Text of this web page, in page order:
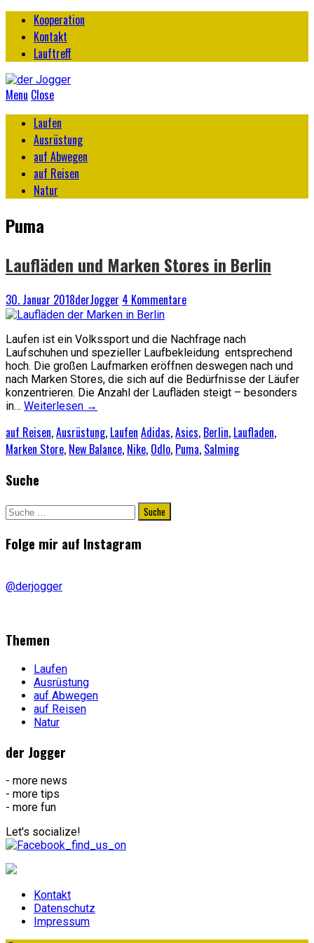
Kooperation
Kontakt
Lauftreff
Menu Close
Laufen
Ausrüstung
auf Abwegen
auf Reisen
Natur
Puma
Laufläden und Marken Stores in Berlin
30. Januar 2018derJogger 4 Kommentare
Laufen ist ein Volkssport und die Nachfrage nach
Laufschuhen und spezieller Laufbekleidung entsprechend
hoch. Die großen Laufmarken eröffnen deswegen nach und
nach Marken Stores, die sich auf die Bedürfnisse der Läufer
konzentrieren. Die Anzahl der Laufläden steigt – besonders
in… Weiterlesen →
auf Reisen,Ausrüstung, Laufen Adidas,Asics, Berlin, Laufladen,
Marken Store, New Balance, Nike, Odlo, Puma, Salming
Suche
Suche
nach:
Folge mir auf Instagram
@derjogger
Themen
Laufen
Ausrüstung
auf Abwegen
auf Reisen
Natur
der Jogger
- more news
- more tips
- more fun
Let's socialize!
Kontakt
Datenschutz
Impressum